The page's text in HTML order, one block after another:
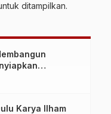
ditampilkan.
Perempuan
Karya Ilham